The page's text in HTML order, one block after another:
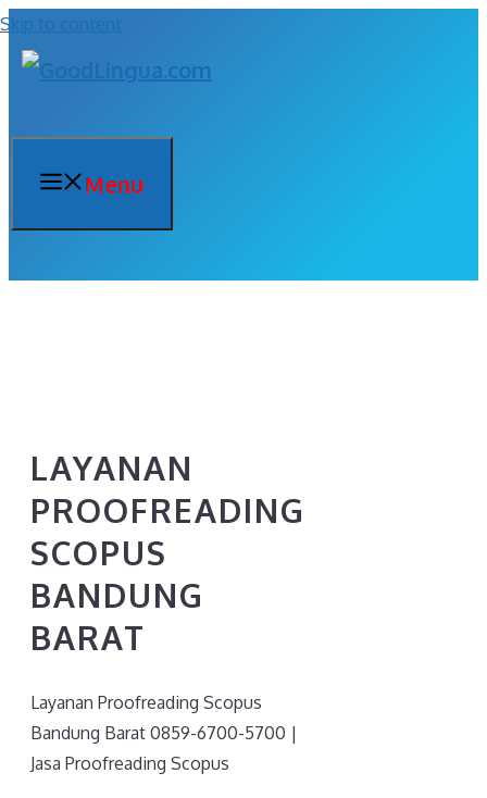
Skip to content
Menu
LAYANAN
PROOFREADING
SCOPUS
BANDUNG
BARAT
Layanan Proofreading Scopus
Bandung Barat 0859-6700-5700 |
Jasa Proofreading Scopus